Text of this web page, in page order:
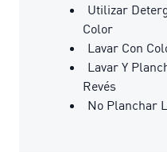
Utilizar
Color
Lavar Con
Lavar Y
Revés
No Planchar